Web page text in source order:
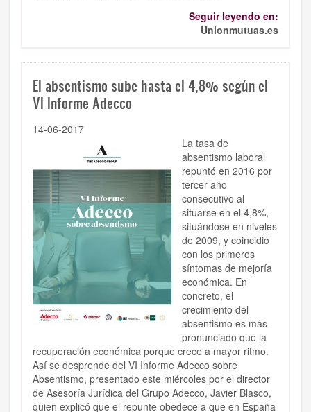
Seguir leyendo en:
Unionmutuas.es
El absentismo sube hasta el 4,8% según el
VI Informe Adecco
14-06-2017
La tasa de
absentismo laboral
repuntó en 2016 por
tercer año
consecutivo al
situarse en el 4,8%,
situándose en niveles
de 2009, y coincidió
con los primeros
síntomas de mejoría
económica. En
concreto, el
crecimiento del
absentismo es más
pronunciado que la
recuperación económica porque crece a mayor ritmo.
Así se desprende del VI Informe Adecco sobre
Absentismo, presentado este miércoles por el director
de Asesoría Jurídica del Grupo Adecco, Javier Blasco,
quien explicó que el repunte obedece a que en España